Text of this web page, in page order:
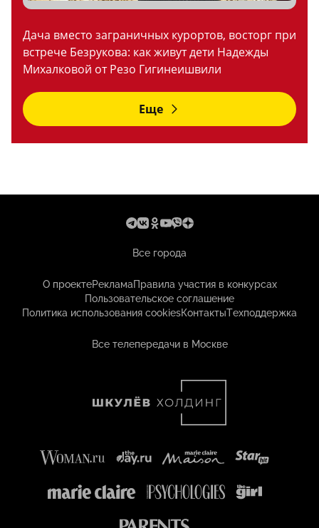
Дача вместо заграничных курортов, восторг при
встрече Безрукова: как живут дети Надежды
Михалковой от Резо Гигинеишвили
Еще
Все города
О проектеРекламаПравила участия в конкурсах
Пользовательское соглашение
Политика использования cookiesКонтактыТехподдержка
Все телепередачи в Москве